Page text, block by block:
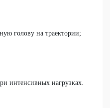
голову на траектории;
интенсивных нагрузках.